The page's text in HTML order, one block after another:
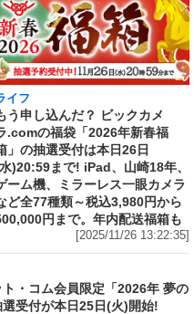
イフ
う申し込んだ？ ビックカメ
.comの福袋「2026年新春福
」の抽選受付は本日26日
)20:59まで! iPad、山崎18年、
ーム機、ミラーレス一眼カメラ
ど全77種類～税込3,980円から
円まで。年内配送福箱も
[2025/11/26 13:22:35]
ト・コム会員限定「2026年 夢の
受付が本日25日(火)開始!